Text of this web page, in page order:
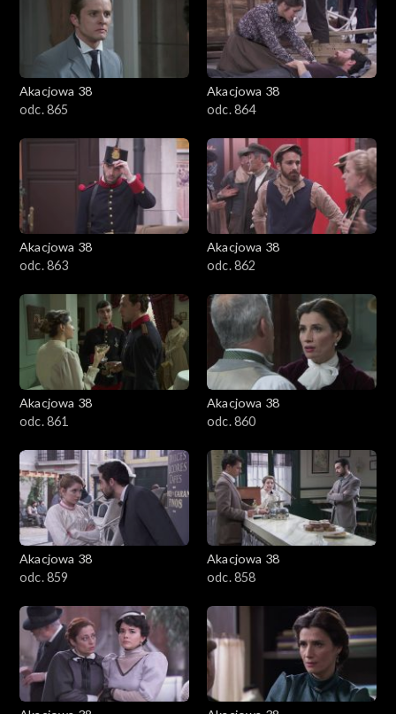
Akacjowa 38
odc. 865
Akacjowa 38
odc. 864
Akacjowa 38
odc. 863
Akacjowa 38
odc. 862
Akacjowa 38
odc. 861
Akacjowa 38
odc. 860
Akacjowa 38
odc. 859
Akacjowa 38
odc. 858